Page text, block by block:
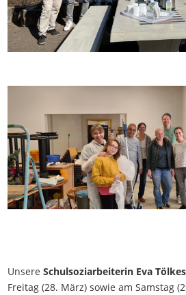
UnsereSchulsoziarbeiterin Eva
Freitag (28. März) sowie am Samstag